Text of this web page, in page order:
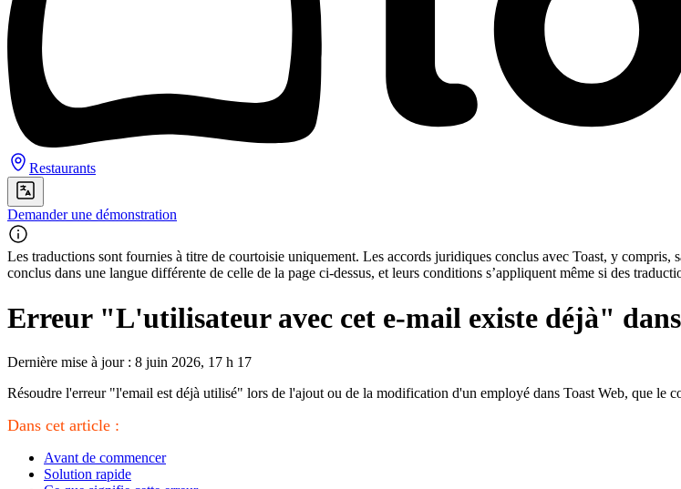
Restaurants
Demander une démonstration
Les traductions sont fournies à titre de courtoisie uniquement. Les accords juridiques conclus avec Toast, y
conclus dans une langue différente de celle de la page ci-dessus, et leurs conditions s’appliquent même si des
Erreur "L'utilisateur avec cet e-mail existe déjà" dans
Dernière mise à jour : 8 juin 2026, 17 h 17
Résoudre l'erreur "l'email est déjà utilisé" lors de l'ajout ou de la modification d'un employé dans Toast Web, que le
Dans cet article :
Avant de commencer
Solution rapide